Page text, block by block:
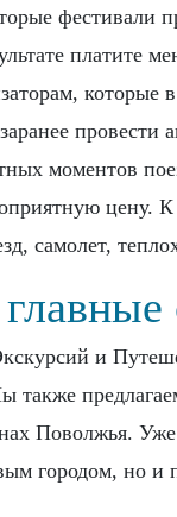
фестивали
платите
провести
моментов
цену.
самолет,
и
также
Поволжья.
городом, но и